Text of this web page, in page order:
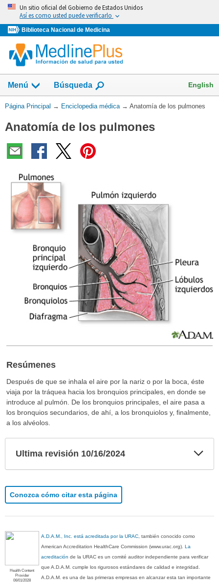
Omita
vaya
al
Contenido
Un sitio oficial del Gobierno de Estados Unidos
Así es como usted puede verificarlo
Biblioteca Nacional de Medicina
Menú Búsqueda English
Usted
aquí:
Página Principal → Enciclopedia médica → Anatomía de los pulmones
Anatomía de los pulmones
Resúmenes
Después de que se inhala el aire por la nariz o por la boca, éste
viaja por la tráquea hacia los bronquios principales, en donde se
introduce al pulmón. De los bronquios principales, el aire pasa a
los bronquios secundarios, de ahí, a los bronquiolos y, finalmente,
a los alvéolos.
Ultima revisión 10/16/2024
Conozca cómo citar esta página
Health Content
Provider
06/01/2028
A.D.A.M., Inc. está acreditada por la URAC , también conocido como
American Accreditation HealthCare Commission (www.urac.org).La
acreditación de la URAC es un comité auditor independiente para verificar
que A.D.A.M. cumple los rigurosos estándares de calidad e integridad.
A.D.A.M. es una de las primeras empresas en alcanzar esta tan importante